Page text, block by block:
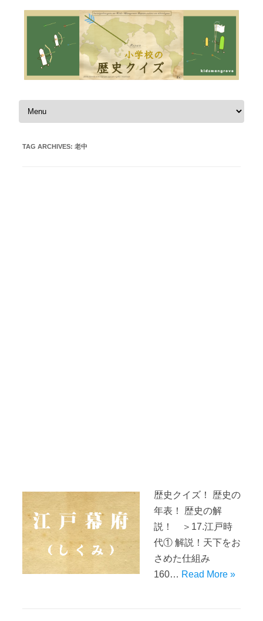
Skip to content
TAG ARCHIVES: 老中
歴史クイズ！ 歴史の
年表！ 歴史の解
説！ ＞17.江戸時
代① 解説！天下をお
さめた仕組み
160… Read More »